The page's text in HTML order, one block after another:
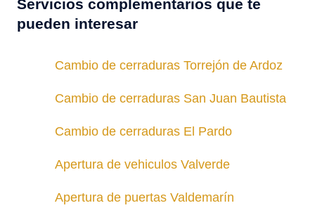
Servicios complementarios que te
pueden interesar
Cambio de cerraduras Torrejón de Ardoz
Cambio de cerraduras San Juan Bautista
Cambio de cerraduras El Pardo
Apertura de vehiculos Valverde
Apertura de puertas Valdemarín